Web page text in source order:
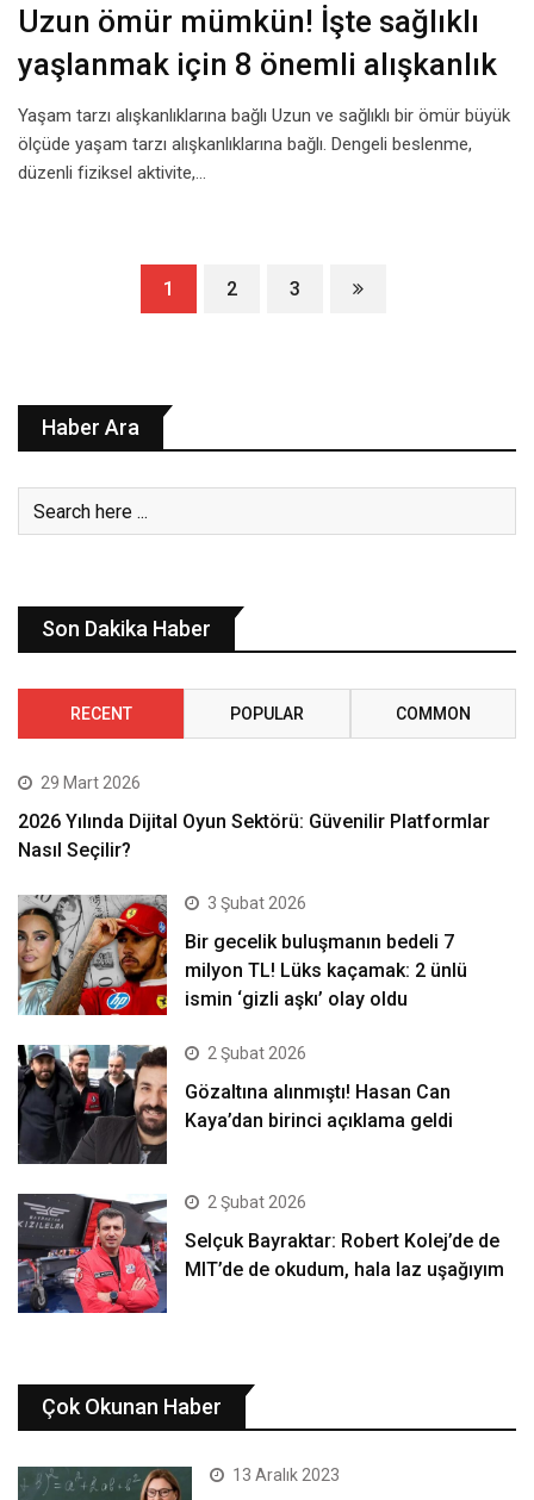
Uzun ömür mümkün! İşte sağlıklı
yaşlanmak için 8 önemli alışkanlık
Yaşam tarzı alışkanlıklarına bağlı Uzun ve sağlıklı bir ömür büyük
ölçüde yaşam tarzı alışkanlıklarına bağlı. Dengeli beslenme,
düzenli fiziksel aktivite,…
1 2 3
Haber Ara
Son Dakika Haber
RECENT POPULAR COMMON
29 Mart 2026
2026 Yılında Dijital Oyun Sektörü: Güvenilir Platformlar
Nasıl Seçilir?
3 Şubat 2026
Bir gecelik buluşmanın bedeli 7
milyon TL! Lüks kaçamak: 2 ünlü
ismin ‘gizli aşkı’ olay oldu
2 Şubat 2026
Gözaltına alınmıştı! Hasan Can
Kaya’dan birinci açıklama geldi
2 Şubat 2026
Selçuk Bayraktar: Robert Kolej’de de
MIT’de de okudum, hala laz uşağıyım
Çok Okunan Haber
13 Aralık 2023